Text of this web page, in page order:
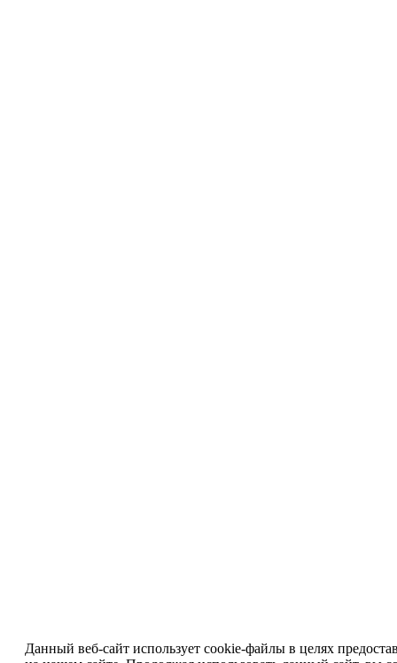
Данный веб-сайт использует cookie-файлы в целях